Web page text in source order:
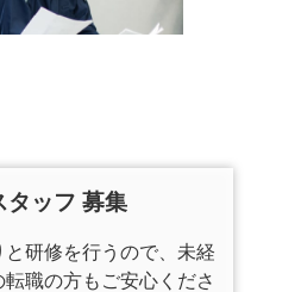
ッフ 募集
と研修を行うので、未経
職の方もご安心くださ